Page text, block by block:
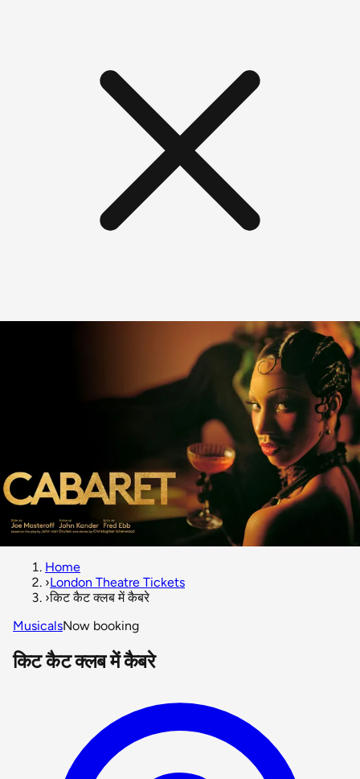
Home
›London Theatre Tickets
›किट कैट क्लब में कैबरे
MusicalsNow booking
किट कैट क्लब में कैबरे